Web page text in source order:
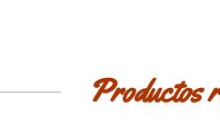
Productos